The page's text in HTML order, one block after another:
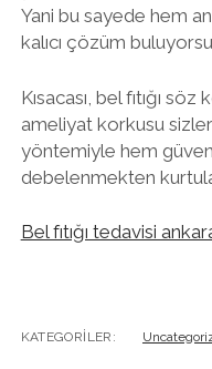
Yani bu sayede hem
kalıcı çözüm
Kısacası, bel fıtığı
ameliyat korkusu
yöntemiyle hem
debelenmekten
Bel fıtığı tedavisi
KATEGORILER: